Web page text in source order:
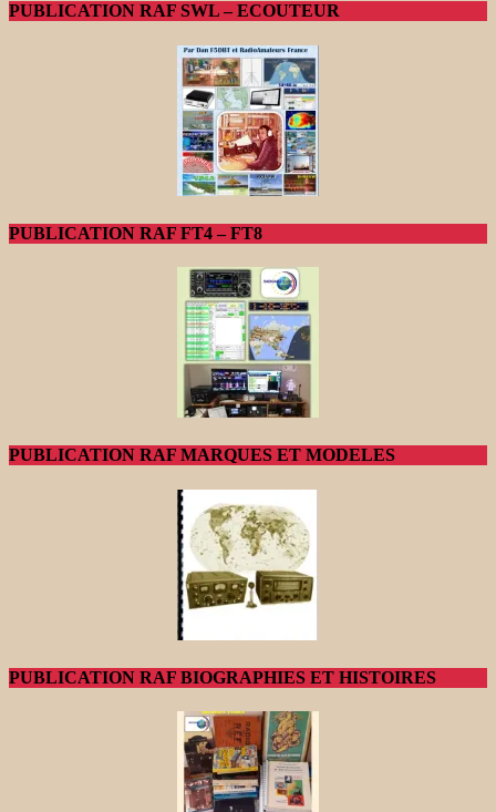
PUBLICATION RAF SWL – ECOUTEUR
PUBLICATION RAF FT4 – FT8
PUBLICATION RAF MARQUES ET MODELES
PUBLICATION RAF BIOGRAPHIES ET HISTOIRES